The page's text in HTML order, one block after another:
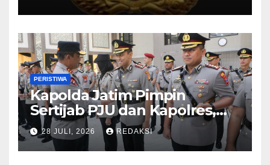
PERISTIWA
Kapolda Jatim Pimpin
Sertijab PJU dan Kapolres,
Perkuat Regenerasi
Kepemimpinan dan
Pelayanan Presisi
28 JULI, 2026 REDAKSI